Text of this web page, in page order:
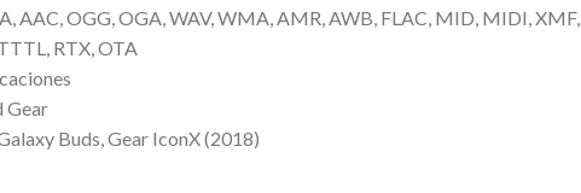
AAC, OGG, OGA, WAV, WMA, AMR, AWB, FLAC, MID, MIDI, XMF,
RTX, OTA
Gear
Buds, Gear IconX (2018)